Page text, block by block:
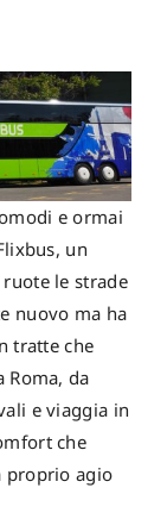
e ormai
un
le strade
nuovo ma ha
tratte che
Roma, da
e viaggia in
che
proprio agio